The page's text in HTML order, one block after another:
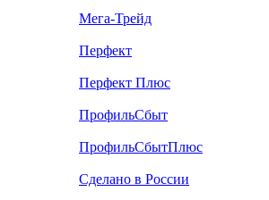
Мега-Трейд
Перфект
Перфект Плюс
ПрофильСбыт
ПрофильСбытПлюс
Сделано в России